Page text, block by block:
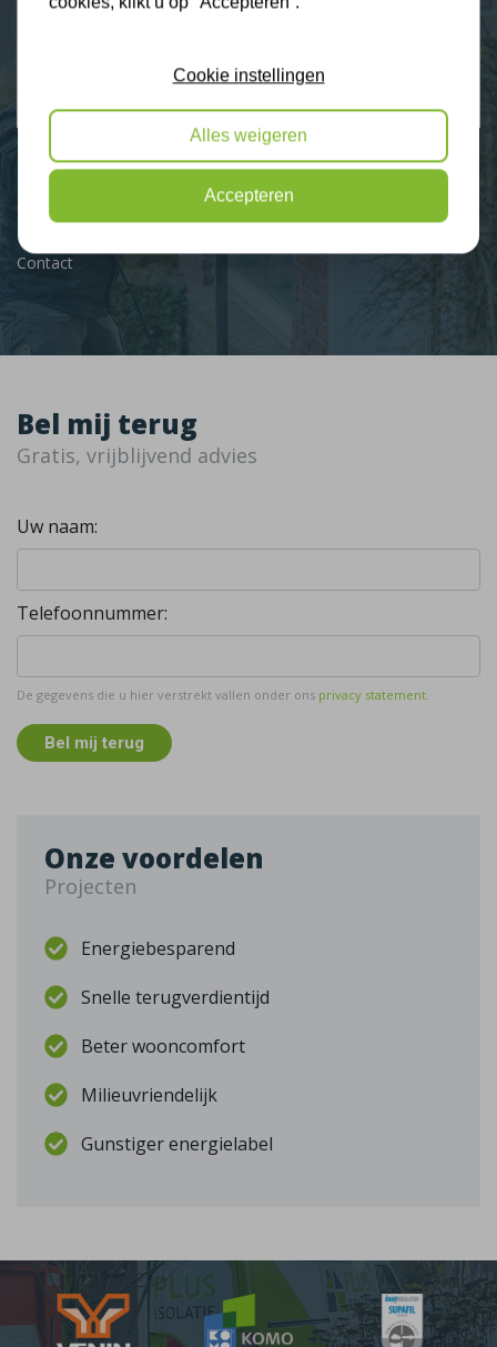
Klantbeoordelingen
Contact
Bel mij terug
Gratis, vrijblijvend advies
Uw naam:
Telefoonnummer:
De gegevens die u hier verstrekt vallen onder ons privacy statement.
Bel mij terug
Onze voordelen
Projecten
Energiebesparend
Snelle terugverdientijd
Beter wooncomfort
Milieuvriendelijk
Gunstiger energielabel
Cookie instellingen
Alles weigeren
Accepteren